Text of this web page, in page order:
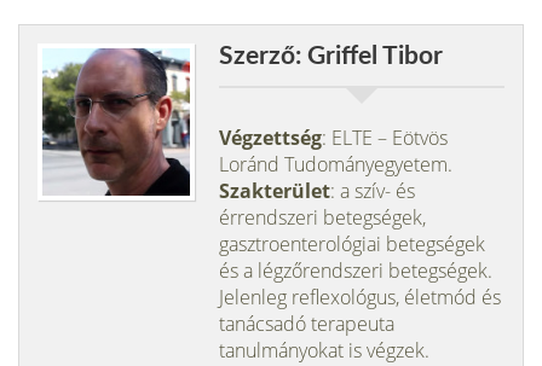
Szerző: Griffel Tibor
Végzettség: ELTE – Eötvös
Loránd Tudományegyetem.
Szakterület: a szív- és
érrendszeri betegségek,
gasztroenterológiai betegségek
és a légzőrendszeri betegségek.
Jelenleg reflexológus, életmód és
tanácsadó terapeuta
tanulmányokat is végzek.